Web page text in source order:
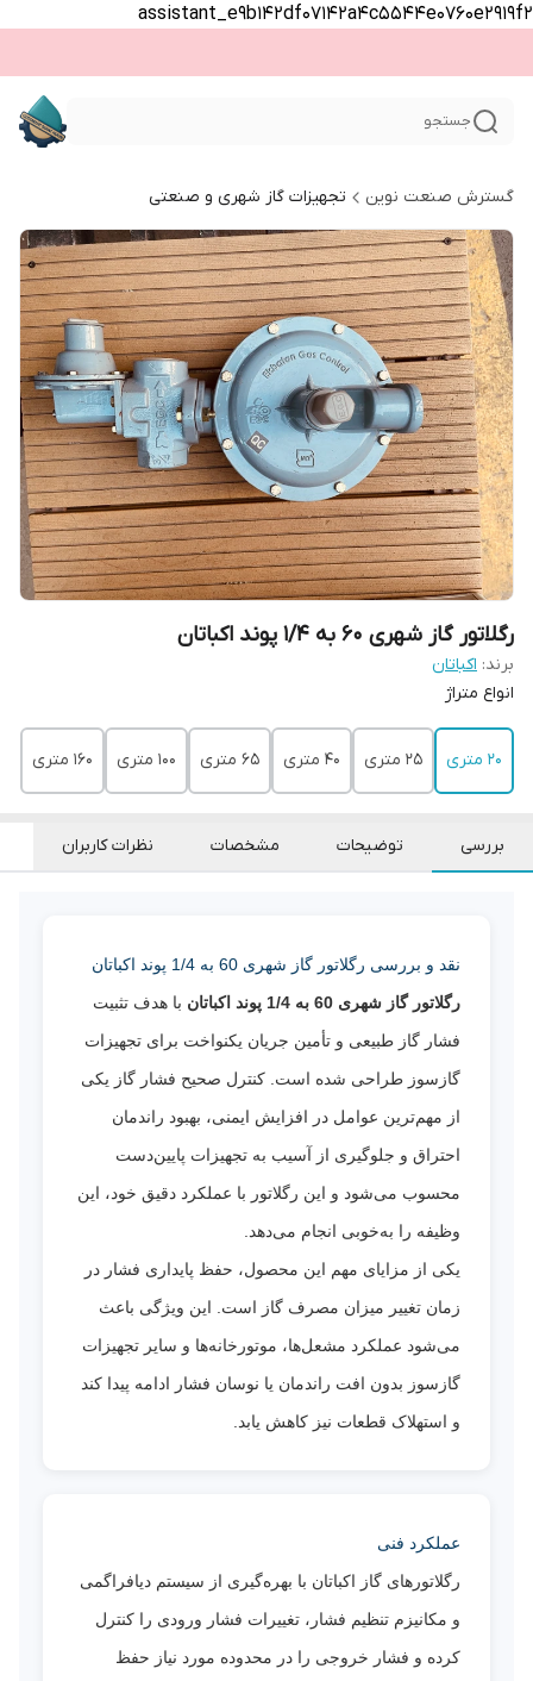
assistant_e9b142df07142a4c5544e0760e2919f2
جستجو
گسترش صنعت نوین تجهیزات گاز شهری و صنعتی
رگلاتور گاز شهری 60 به 1/4 پوند اکباتان
برند: اکباتان
انواع متراژ
۲۰ متری ۲۵ متری ۴۰ متری ۶۵ متری ۱۰۰ متری ۱۶۰ متری
بررسی توضیحات مشخصات نظرات کاربران
نقد و بررسی رگلاتور گاز شهری 60 به 1/4 پوند اکباتان
رگلاتور گاز شهری 60 به 1/4 پوند اکباتان
با هدف تثبیت
فشار گاز طبیعی و تأمین جریان یکنواخت برای تجهیزات
گازسوز طراحی شده است. کنترل صحیح فشار گاز یکی
از مهم‌ترین عوامل در افزایش ایمنی، بهبود راندمان
احتراق و جلوگیری از آسیب به تجهیزات پایین‌دست
محسوب می‌شود و این رگلاتور با عملکرد دقیق خود، این
وظیفه را به‌خوبی انجام می‌دهد.
یکی از مزایای مهم این محصول، حفظ پایداری فشار در
زمان تغییر میزان مصرف گاز است. این ویژگی باعث
می‌شود عملکرد مشعل‌ها، موتورخانه‌ها و سایر تجهیزات
گازسوز بدون افت راندمان یا نوسان فشار ادامه پیدا کند
و استهلاک قطعات نیز کاهش یابد.
عملکرد فنی
رگلاتورهای گاز اکباتان با بهره‌گیری از سیستم دیافراگمی
و مکانیزم تنظیم فشار، تغییرات فشار ورودی را کنترل
کرده و فشار خروجی را در محدوده مورد نیاز حفظ